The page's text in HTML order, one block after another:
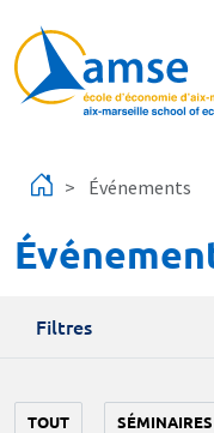
Événements
Filtres
TOUT